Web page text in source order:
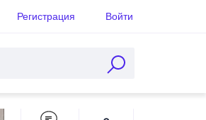
Регистрация Войти